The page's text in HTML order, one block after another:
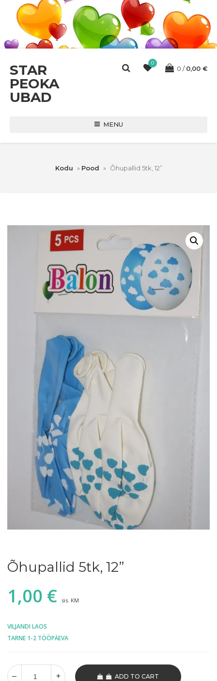
STAR
PEOKA
UBAD
0
0 0,00 €
MENU
Kodu » Pood » Õhupallid 5tk, 12”
Õhupallid 5tk, 12”
1,00 € sis. KM
VILJANDI LAOS
TARNE 1-2 TÖÖPÄEVA
ADD TO CART